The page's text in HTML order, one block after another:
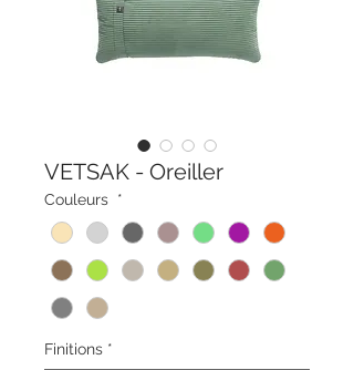
VETSAK - Oreiller
Couleurs *
Finitions *